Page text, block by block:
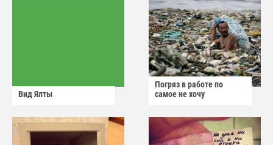
Вид Ялты
Погряз в работе по
самое не хочу